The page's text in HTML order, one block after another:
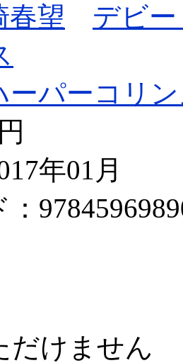
春望
デビ
ーパーコリ
年01月
だけません